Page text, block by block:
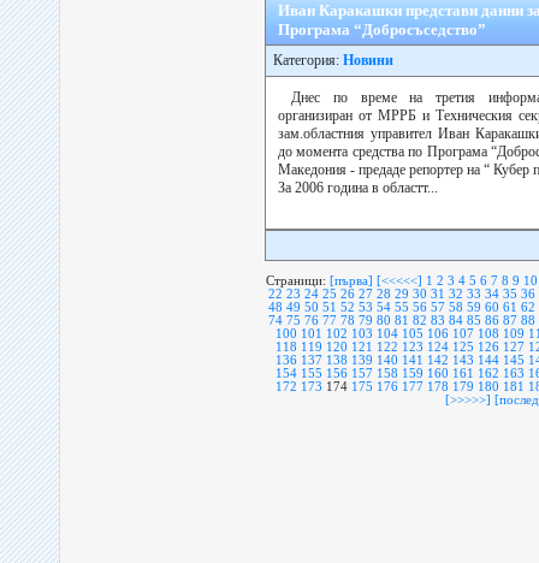
Иван Каракашки представи данни
Програма “Добросъседство”
Категория: Новини
Днес по време на третия
организиран от МРРБ и Техническия
зам.областния управител Иван
до момента средства по Програма
Македония - предаде репортер на “ Кубер
За 2006 година в областт...
Страници: [първа] [<<<<<] 1 2 3 4 5 6 7 8 9 10
22 23 24 25 26 27 28 29 30 31 32 33 34 35 36
48 49 50 51 52 53 54 55 56 57 58 59 60 61 62
74 75 76 77 78 79 80 81 82 83 84 85 86 87 88
100 101 102 103 104 105 106 107 108 109
118 119 120 121 122 123 124 125 126 127
136 137 138 139 140 141 142 143 144 145
154 155 156 157 158 159 160 161 162 163
172 173 174 175 176 177 178 179 180 181
[>>>>>]